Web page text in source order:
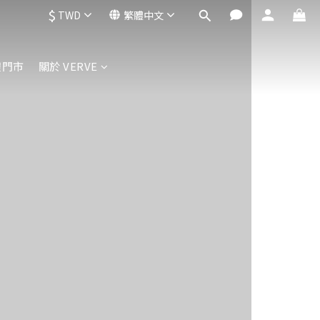
$ TWD 繁體中文
市 關於 VERVE